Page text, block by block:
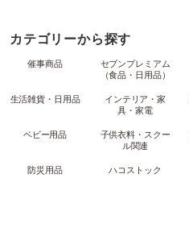
カテゴリーから探す
催事商品
セブンプレミアム
（食品・日用品）
生活雑貨・日用品
インテリア・家
具・家電
ベビー用品
子供衣料・スクー
ル関連
防災用品 ハコストック